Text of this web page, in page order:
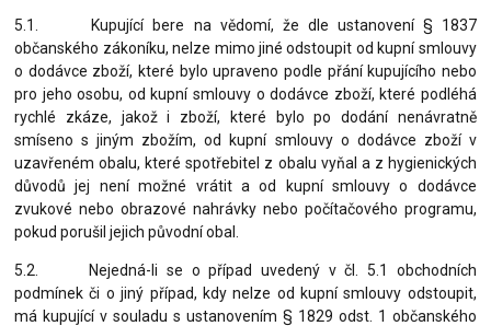
5.1. Kupující bere na vědomí, že dle ustanovení § 1837
občanského zákoníku, nelze mimo jiné odstoupit od kupní smlouvy
o dodávce zboží, které bylo upraveno podle přání kupujícího nebo
pro jeho osobu, od kupní smlouvy o dodávce zboží, které podléhá
rychlé zkáze, jakož i zboží, které bylo po dodání nenávratně
smíseno s jiným zbožím, od kupní smlouvy o dodávce zboží v
uzavřeném obalu, které spotřebitel z obalu vyňal a z hygienických
důvodů jej není možné vrátit a od kupní smlouvy o dodávce
zvukové nebo obrazové nahrávky nebo počítačového programu,
pokud porušil jejich původní obal.
5.2. Nejedná-li se o případ uvedený v čl. 5.1 obchodních
podmínek či o jiný případ, kdy nelze od kupní smlouvy odstoupit,
má kupující v souladu s ustanovením § 1829 odst. 1 občanského